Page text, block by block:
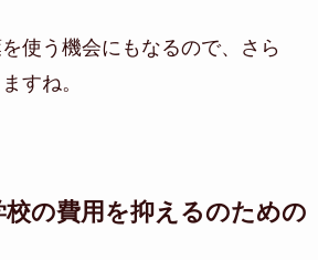
使う機会にもなるので、さら
すね。
校の費用を抑えるのための